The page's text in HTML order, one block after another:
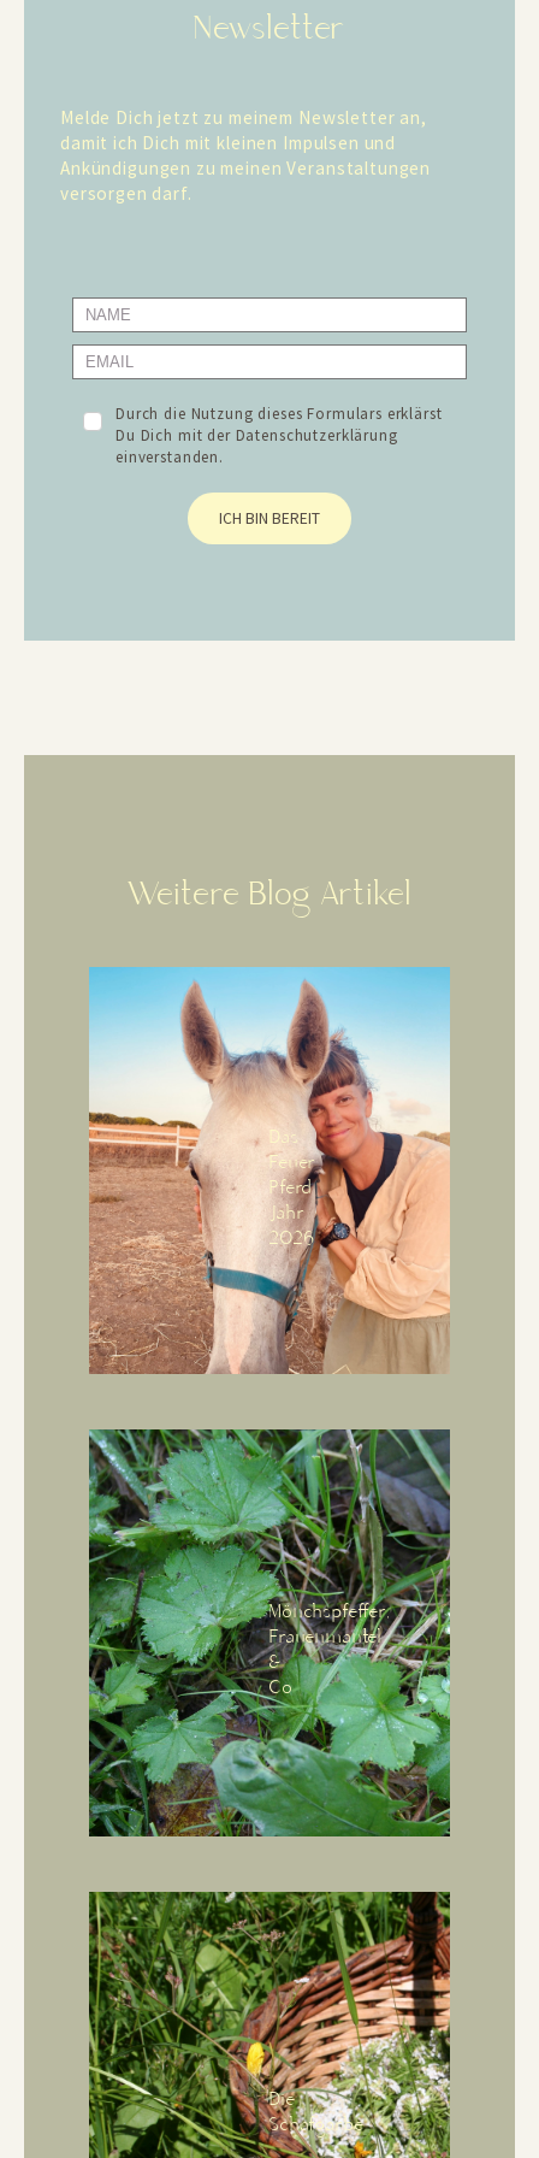
Newsletter
Melde Dich jetzt zu meinem Newsletter an,
damit ich Dich mit kleinen Impulsen und
Ankündigungen zu meinen Veranstaltungen
versorgen darf.
Durch die Nutzung dieses Formulars erklärst
Du Dich mit der Datenschutzerklärung
einverstanden.
ICH BIN BEREIT
Weitere Blog Artikel
Das
Feuer
Pferd
Jahr
2026
Mönchspfeffer,
Frauenmantel
&
Co
Die
Schafgarbe